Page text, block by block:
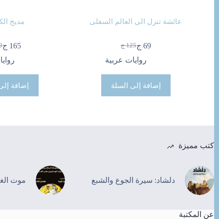
عائشة تنزل الى العالم السفلى
125 ج
السعر
الأصلي
69 جالسعر
الحالي
روايات عربية
إضافة إلى السلة
مديح
165 ج
إضافة
كتب مميزة
دلشاد: سيرة الجوع والشبع موت
عن المكتبة